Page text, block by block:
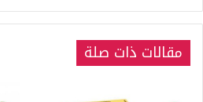
مقالات ذات صلة